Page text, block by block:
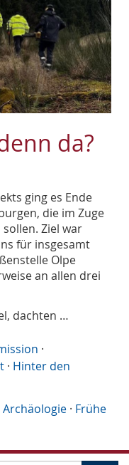
da?
ging es Ende
die im Zuge
Ziel war
für insgesamt
Olpe
an allen drei
dachten …
·
· Hinter den
Archäologie · Frühe